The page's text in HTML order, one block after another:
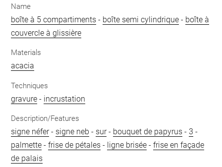
Name
boîte à 5 compartiments - boîte semi cylindrique - boîte à
couvercle à glissière
Materials
acacia
Techniques
gravure - incrustation
Description/Features
signe néfer- signe neb - sur- bouquet de papyrus -3 -
palmette -frise de pétales - ligne brisée -frise en façade
de palais